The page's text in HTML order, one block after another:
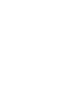
with Blueberry
of
chocolate is
cookies
a topping and